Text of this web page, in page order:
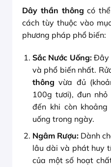
Dây thần thông có
cách tùy thuộc vào
phương pháp phổ biến:
Sắc Nước Uống:Đây
và phổ biến nhất.
thông vừa đủ
100g tươi), đun
đến khi còn
uống trong ngày.
Ngâm Rượu:Dành
lâu dài và phát huy
của một số hoạt